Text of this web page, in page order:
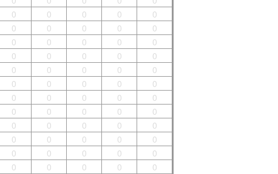
0 0 0 0 0
0 0 0 0 0
0 0 0 0 0
0 0 0 0 0
0 0 0 0 0
0 0 0 0 0
0 0 0 0 0
0 0 0 0 0
0 0 0 0 0
0 0 0 0 0
0 0 0 0 0
0 0 0 0 0